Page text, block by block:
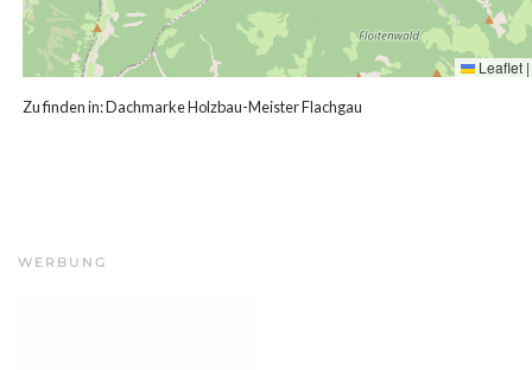
Leaflet |
Zu finden in:Dachmarke Holzbau-Meister Flachgau
WERBUNG